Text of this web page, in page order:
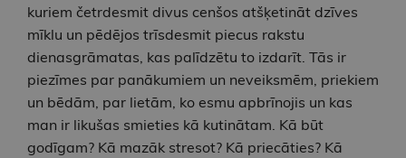
kuriem četrdesmit divus cenšos atšķetināt dzīves
mīklu un pēdējos trīsdesmit piecus rakstu
dienasgrāmatas, kas palīdzētu to izdarīt. Tās ir
piezīmes par panākumiem un neveiksmēm, priekiem
un bēdām, par lietām, ko esmu apbrīnojis un kas
man ir likušas smieties kā kutinātam. Kā būt
godīgam? Kā mazāk stresot? Kā priecāties? Kā